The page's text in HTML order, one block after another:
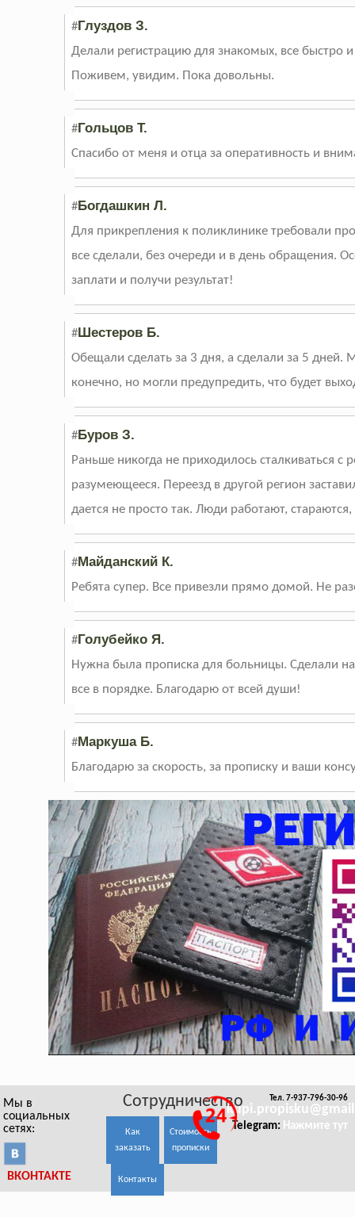
#Глуздов З.
Делали регистрацию для знакомых, все
Поживем, увидим. Пока довольны.
#Гольцов Т.
Спасибо от меня и отца за оперативность и
#Богдашкин Л.
Для прикрепления к поликлинике требовали
все сделали, без очереди и в день обращения.
заплати и получи результат!
#Шестеров Б.
Обещали сделать за 3 дня, а сделали за 5
конечно, но могли предупредить, что будет
#Буров З.
Раньше никогда не приходилось сталкиваться
разумеющееся. Переезд в другой регион
дается не просто так. Люди работают, стараются,
#Майданский К.
Ребята супер. Все привезли прямо домой. Не
#Голубейко Я.
Нужна была прописка для больницы. Сделали
все в порядке. Благодарю от всей души!
#Маркуша Б.
Благодарю за скорость, за прописку и ваши
Мы в
социальных
сетях:
ВКОНТАКТЕ
Сотрудничество
Как
заказать
Стоимость
прописки
Контакты
Тел. 7-937-796-30-96
Telegram: Нажмите тут